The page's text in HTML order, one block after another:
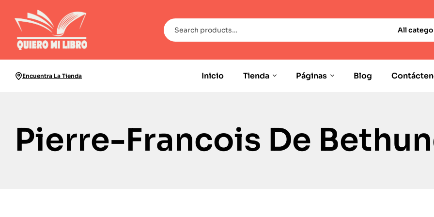
All
Encuentra La Tienda Inicio Tienda Páginas Blog
Pierre-Francois De